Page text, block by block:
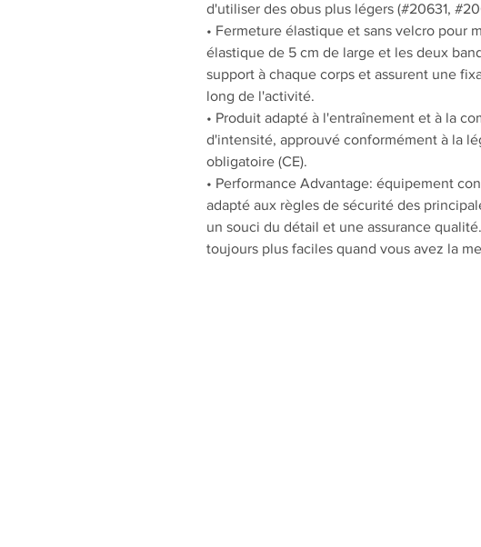
d'utiliser des obus plus légers (#20631,
• Fermeture élastique et sans velcro pour
élastique de 5 cm de large et les deux
support à chaque corps et assurent une
long de l'activité.
• Produit adapté à l'entraînement et à la
d'intensité, approuvé conformément à la
obligatoire (CE).
• Performance Advantage: équipement
adapté aux règles de sécurité des
un souci du détail et une assurance
toujours plus faciles quand vous avez la